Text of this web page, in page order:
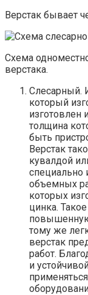
Верстак бывает
Схема
верстака.
Слесарный.
который
изготовлен
толщина
быть
Верстак
кувалдой
специально
объемных
которых
цинка.
тому же
верстак
работ.
и